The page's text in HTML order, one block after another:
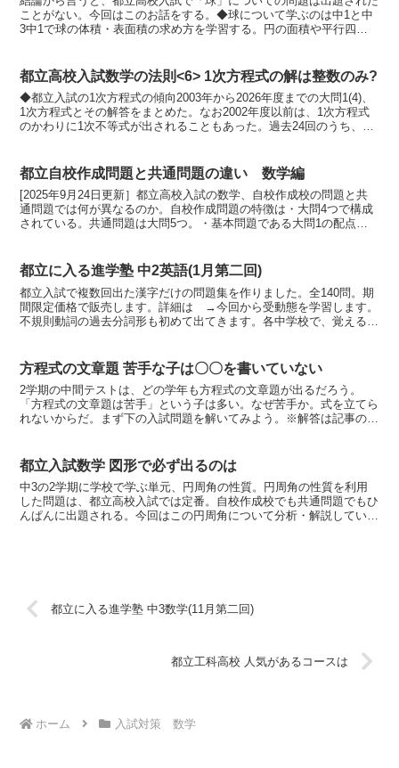
ことがない。今回はこのお話をする。◆球について学ぶのは中1と中
3中1で球の体積・表面積の求め方を学習する。円の面積や平行四辺
都立高校入試数学の法則<6> 1次方程式の解は整数のみ?
◆都立入試の1次方程式の傾向2003年から2026年度までの大問1(4)、
1次方程式とその解答をまとめた。なお2002年度以前は、1次方程式
のかわりに1次不等式が出されることもあった。過去24回のうち、
都立自校作成問題と共通問題の違い 数学編
[2025年9月24日更新］都立高校入試の数学、自校作成校の問題と共
通問題では何が異なるのか。自校作成問題の特徴は・大問4つで構成
されている。共通問題は大問5つ。・基本問題である大問1の配点が
都立に入る進学塾 中2英語(1月第二回)
都立入試で複数回出た漢字だけの問題集を作りました。全140問。期
間限定価格で販売します。詳細は →今回から受動態を学習します。
不規則動詞の過去分詞形も初めて出てきます。各中学校で、覚えるべ
方程式の文章題 苦手な子は〇〇を書いていない
2学期の中間テストは、どの学年も方程式の文章題が出るだろう。
「方程式の文章題は苦手」という子は多い。なぜ苦手か。式を立てら
れないからだ。まず下の入試問題を解いてみよう。※解答は記事の最
都立入試数学 図形で必ず出るのは
中3の2学期に学校で学ぶ単元、円周角の性質。円周角の性質を利用
した問題は、都立高校入試では定番。自校作成校でも共通問題でもひ
んぱんに出題される。今回はこの円周角について分析・解説してい
都立に入る進学塾 中3数学(11月第二回)
都立工科高校 人気があるコースは
ホーム 入試対策 数学